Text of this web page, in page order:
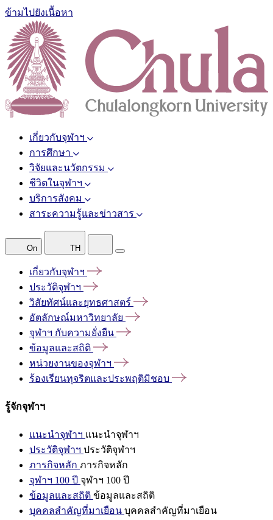
ข้ามไปยังเนื้อหา
เกี่ยวกับจุฬาฯ
การศึกษา
วิจัยและนวัตกรรม
ชีวิตในจุฬาฯ
บริการสังคม
สาระความรู้และข่าวสาร
On TH
เกี่ยวกับจุฬาฯ
ประวัติจุฬาฯ
วิสัยทัศน์และยุทธศาสตร์
อัตลักษณ์มหาวิทยาลัย
จุฬาฯ กับความยั่งยืน
ข้อมูลและสถิติ
หน่วยงานของจุฬาฯ
ร้องเรียนทุจริตและประพฤติมิชอบ
รู้จักจุฬาฯ
แนะนำจุฬาฯ แนะนำจุฬาฯ
ประวัติจุฬาฯ ประวัติจุฬาฯ
ภารกิจหลัก ภารกิจหลัก
จุฬาฯ 100 ปี จุฬาฯ 100 ปี
ข้อมูลและสถิติ ข้อมูลและสถิติ
บุคคลสำคัญที่มาเยือน บุคคลสำคัญที่มาเยือน